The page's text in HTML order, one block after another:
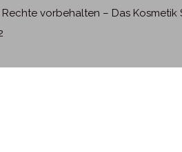
vorbehalten – Das Kosmetik